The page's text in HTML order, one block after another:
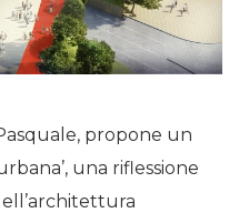
, propone un
una riflessione